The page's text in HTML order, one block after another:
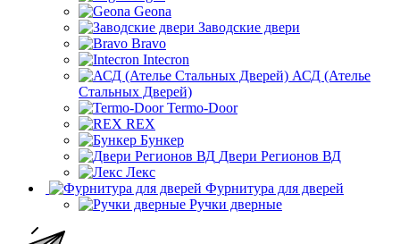
Geona
Заводские двери
Bravo
Intecron
АСД (Ателье
Стальных Дверей)
Termo-Door
REX
Бункер
Двери Регионов ВД
Лекс
Фурнитура для дверей
Ручки дверные